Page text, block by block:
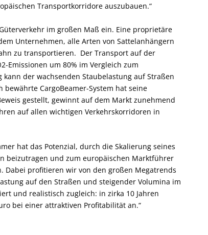
Transportkorridore auszubauen.“
im großen Maß ein. Eine proprietäre
Unternehmen, alle Arten von Sattelanhängern
zu transportieren. Der Transport auf der
2-Emissionen um 80% im Vergleich zum
der wachsenden Staubelastung auf Straßen
CargoBeamer-System hat seine
gestellt, gewinnt auf dem Markt zunehmend
auf allen wichtigen Verkehrskorridoren in
hat das Potenzial, durch die Skalierung seines
beizutragen und zum europäischen Marktführer
Dabei profitieren wir von den großen Megatrends
auf den Straßen und steigender Volumina im
und realistisch zugleich: in zirka 10 Jahren
bei einer attraktiven Profitabilität an.“